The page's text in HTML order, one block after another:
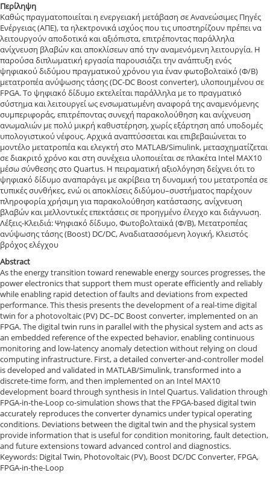
Περίληψη
Καθώς πραγματοποιείται η ενεργειακή μετάβαση σε Ανανεώσιμες Πηγές
Ενέργειας (ΑΠΕ), τα ηλεκτρονικά ισχύος που τις υποστηρίζουν πρέπει να
λειτουργούν αποδοτικά και αξιόπιστα, επιτρέποντας παράλληλα
ανίχνευση βλαβών και αποκλίσεων από την αναμενόμενη λειτουργία. Η
παρούσα διπλωματική εργασία παρουσιάζει την ανάπτυξη ενός
ψηφιακού διδύμου πραγματικού χρόνου για έναν φωτοβολταϊκό (Φ/Β)
μετατροπέα ανύψωσης τάσης (DC-DC Boost converter), υλοποιημένου σε
FPGA. Το ψηφιακό δίδυμο εκτελείται παράλληλα με το πραγματικό
σύστημα και λειτουργεί ως ενσωματωμένη αναφορά της αναμενόμενης
συμπεριφοράς, επιτρέποντας συνεχή παρακολούθηση και ανίχνευση
ανωμαλιών με πολύ μικρή καθυστέρηση, χωρίς εξάρτηση από υποδομές
υπολογιστικού νέφους. Αρχικά αναπτύσσεται και επιβεβαιώνεται το
μοντέλο μετατροπέα και ελεγκτή στο MATLAB/Simulink, μετασχηματίζεται
σε διακριτό χρόνο και στη συνέχεια υλοποιείται σε πλακέτα Intel MAX10
μέσω σύνθεσης στο Quartus. Η πειραματική αξιολόγηση δείχνει ότι το
ψηφιακό δίδυμο αναπαράγει με ακρίβεια τη δυναμική του μετατροπέα σε
τυπικές συνθήκες, ενώ οι αποκλίσεις διδύμου–συστήματος παρέχουν
πληροφορία χρήσιμη για παρακολούθηση κατάστασης, ανίχνευση
βλαβών και μελλοντικές επεκτάσεις σε προηγμένο έλεγχο και διάγνωση.
Λέξεις-Κλειδιά: Ψηφιακό δίδυμο, Φωτοβολταϊκά (Φ/Β), Μετατροπέας
ανύψωσης τάσης (Boost) DC/DC, Αναδιατασσόμενη λογική, Κλειστός
βρόχος ελέγχου
Abstract
As the energy transition toward renewable energy sources progresses, the
power electronics that support them must operate efficiently and reliably
while enabling rapid detection of faults and deviations from expected
performance. This thesis presents the development of a real-time digital
twin for a photovoltaic (PV) DC–DC Boost converter, implemented on an
FPGA. The digital twin runs in parallel with the physical system and acts as
an embedded reference of the expected behavior, enabling continuous
monitoring and low-latency anomaly detection without relying on cloud
computing infrastructure. First, a detailed converter-and-controller model
is developed and validated in MATLAB/Simulink, transformed into a
discrete-time form, and then implemented on an Intel MAX10
development board through synthesis in Intel Quartus. Validation through
FPGA-in-the-Loop co-simulation shows that the FPGA-based digital twin
accurately reproduces the converter dynamics under typical operating
conditions. Deviations between the digital twin and the physical system
provide information that is useful for condition monitoring, fault detection,
and future extensions toward advanced control and diagnostics.
Keywords: Digital Twin, Photovoltaic (PV), Boost DC/DC Converter, FPGA,
FPGA-in-the-Loop